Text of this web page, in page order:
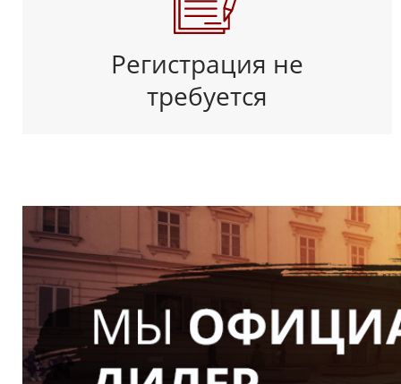
Регистрация не
требуется